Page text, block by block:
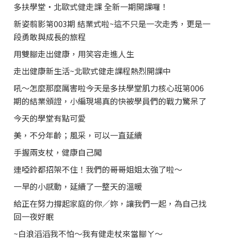
多扶學堂・北歐式健走課 全新一期開課囉！
新姿翦影第003期 結業式啦~這不只是一次走秀，更是一
段勇敢與成長的旅程
用雙腳走出健康，用笑容走進人生
走出健康新生活~北歐式健走課程熱烈開課中
吼～怎麼那麼厲害啦今天是多扶學堂肌力核心班第006
期的結業頒證，小編現場真的快被學員們的戰力驚呆了
今天的學堂有點可愛
美，不分年齡；風采，可以一直延續
手握兩支杖，健康自己闖
連啞鈴都招架不住！我們的哥哥姐姐太強了啦～
一早的小感動，延續了一整天的溫暖
給正在努力撐起家庭的你／妳，讓我們一起，為自己找
回一夜好眠
~白浪滔滔我不怕～我有健走杖來當腳ㄚ～